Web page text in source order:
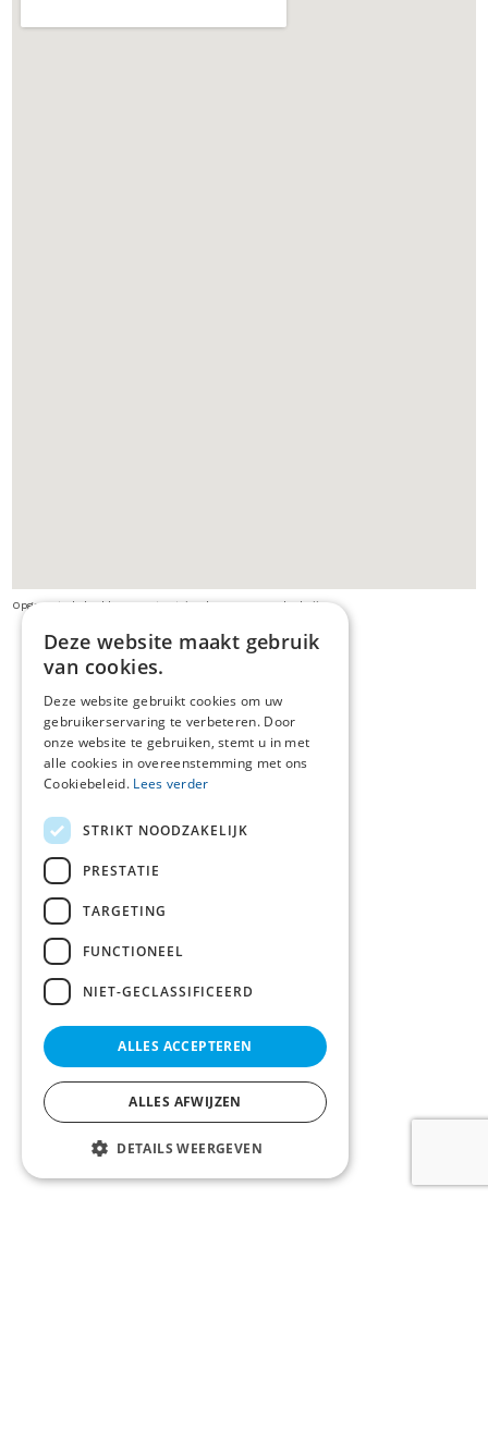
Opgepast: de beelden van streetview kunnen verouderd zijn
Deze website maakt gebruik
van cookies.
Deze website gebruikt cookies om uw
gebruikerservaring te verbeteren. Door
onze website te gebruiken, stemt u in met
alle cookies in overeenstemming met ons
Cookiebeleid. Lees verder
STRIKT NOODZAKELIJK
PRESTATIE
TARGETING
FUNCTIONEEL
NIET-GECLASSIFICEERD
ALLES ACCEPTEREN
ALLES AFWIJZEN
DETAILS WEERGEVEN